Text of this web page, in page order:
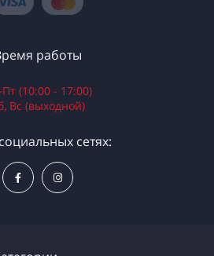
работы
(10:00 - 17:00)
Вс (выходной)
сетях: